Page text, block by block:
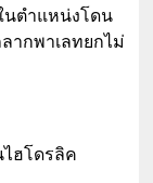
นตำแหน่งโดน
ากพาเลทยกไม่
ฮโดรลิค